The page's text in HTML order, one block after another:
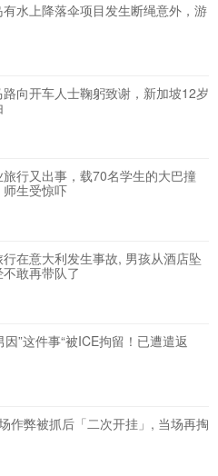
水上降落伞项目发生断绳意外，游
向开车人士鞠躬致谢，新加坡12岁
行又出事，载70名学生的大巴撞
生受惊吓
在意大利发生事故, 男孩从酒店坠
敢再带队了
”这件事“被ICE拘留！已遭遣返
作弊被抓后「二次开挂」, 当场再掏